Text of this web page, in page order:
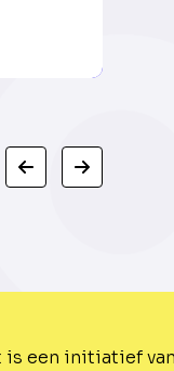
een initiatief van